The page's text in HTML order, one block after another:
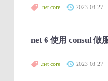
.net core 2023-08-27
net 6 使用 consul 做
.net core 2023-08-27